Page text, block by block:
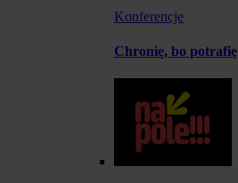
Konferencje
Chronię, bo potrafię